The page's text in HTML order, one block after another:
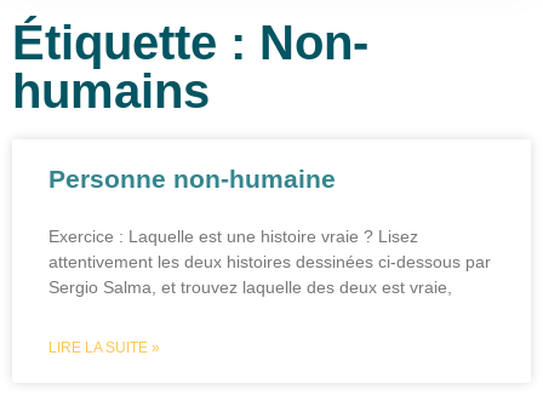
Étiquette : Non-
humains
Personne non-humaine
Exercice : Laquelle est une histoire vraie ? Lisez
attentivement les deux histoires dessinées ci-dessous par
Sergio Salma, et trouvez laquelle des deux est vraie,
LIRE LA SUITE »